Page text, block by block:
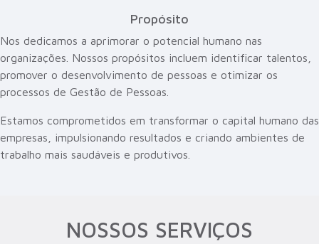
Propósito
Nos dedicamos a aprimorar o potencial humano nas
organizações. Nossos propósitos incluem identificar talentos,
promover o desenvolvimento de pessoas e otimizar os
processos de Gestão de Pessoas.
Estamos comprometidos em transformar o capital humano das
empresas, impulsionando resultados e criando ambientes de
trabalho mais saudáveis e produtivos.
NOSSOS SERVIÇOS